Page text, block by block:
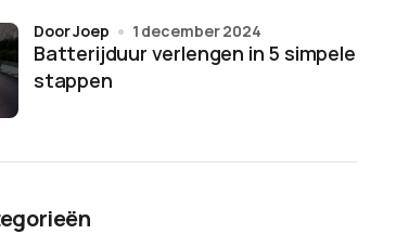
Batterijduur verlengen in 5 simpele
stappen
door Joep 1 december 2024